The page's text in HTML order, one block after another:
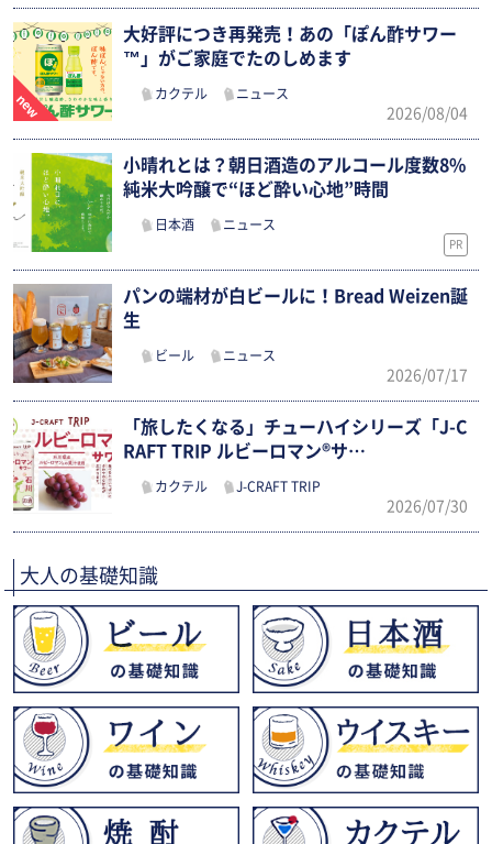
大好評につき再発売！あの「ぽん酢サワー
™」がご家庭でたのしめます
カクテル ニュース
2026/08/04
小晴れとは？朝日酒造のアルコール度数8%
純米大吟醸で“ほど酔い心地”時間
日本酒 ニュース
PR
パンの端材が白ビールに！Bread Weizen誕
生
ビール ニュース
2026/07/17
「旅したくなる」チューハイシリーズ「J-C
RAFT TRIP ルビーロマン®サ…
カクテル J-CRAFT TRIP
2026/07/30
大人の基礎知識